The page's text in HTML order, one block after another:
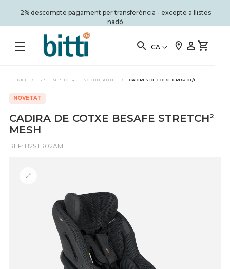
2% descompte pagament per transferència - excepte a llistes
nadó
CA
INICI / SISTEMES DE RETENCIÓ INFANTIL / CADIRES DE COTXE GRUP 0+/1
NOVETAT
CADIRA DE COTXE BESAFE STRETCH²
MESH
REF: B2STR02AM